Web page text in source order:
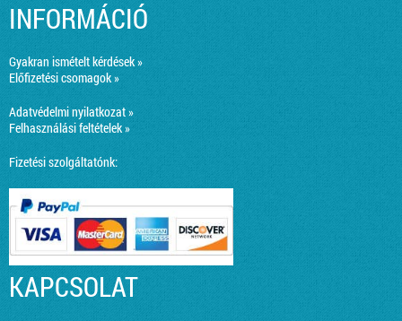
INFORMÁCIÓ
Gyakran ismételt kérdések »
Előfizetési csomagok »
Adatvédelmi nyilatkozat »
Felhasználási feltételek »
Fizetési szolgáltatónk:
KAPCSOLAT